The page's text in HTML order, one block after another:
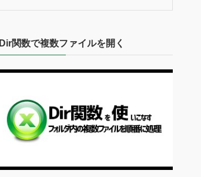
Dir関数で複数ファイルを開く